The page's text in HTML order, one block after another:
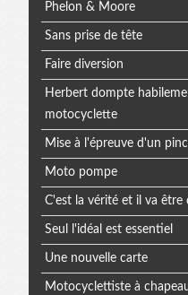
Phelon & Moore
Sans prise de tête
Faire diversion
Herbert dompte
motocyclette
Mise à l'épreuve d'un
Moto pompe
C'est la vérité et il va
Seul l'idéal est essentiel
Une nouvelle carte
Motocyclettiste à